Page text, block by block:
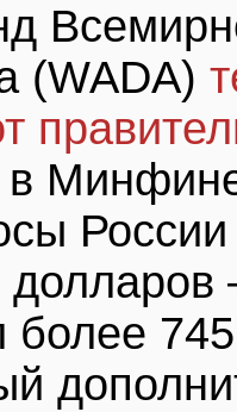
(WADA)
в
более